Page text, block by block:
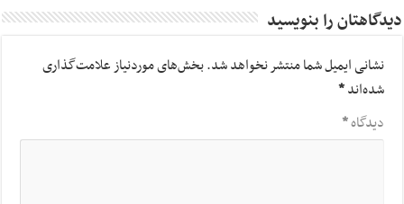
دیدگاهتان را بنویسید
نشانی ایمیل شما منتشر نخواهد شد.بخش‌های موردنیاز علامت‌گذاری
شده‌اند*
دیدگاه*